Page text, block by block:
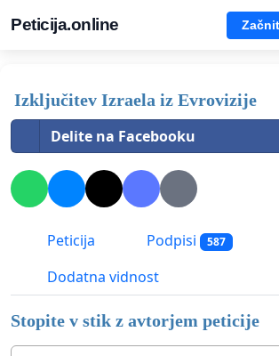
Peticija.online
Izključitev Izraela iz Evrovizije
Delite na Facebooku
Peticija Podpisi 587
Dodatna vidnost
Stopite v stik z avtorjem peticije